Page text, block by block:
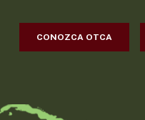
CONOZCA OTCA